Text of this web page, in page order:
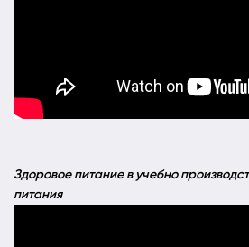
Здоровое питание в учебно
питания